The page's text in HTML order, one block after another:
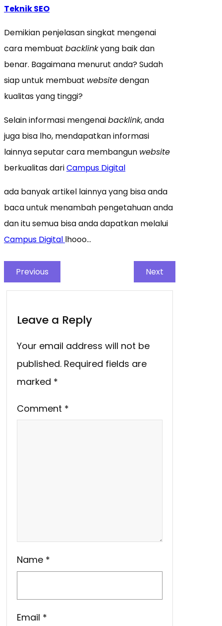
Teknik SEO
Demikian penjelasan singkat mengenai
cara membuat backlinkyang baik dan
benar. Bagaimana menurut anda? Sudah
siap untuk membuat websitedengan
kualitas yang tinggi?
Selain informasi mengenaibacklink, anda
juga bisa lho, mendapatkan informasi
lainnya seputar cara membangun website
berkualitas dariCampus Digital
ada banyak artikel lainnya yang bisa anda
baca untuk menambah pengetahuan anda
dan itu semua bisa anda dapatkan melalui
Campus Digital lhooo…
Previous Next
Leave a Reply
Your email address will not be
published. Required fields are
marked *
Comment *
Name *
Email *